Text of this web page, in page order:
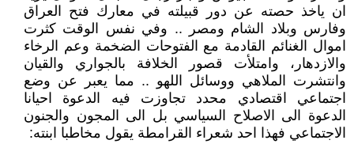
ان ياخذ حصته عن دور قبيلته في معارك فتح العراق
وفارس وبلاد الشام ومصر .. وفي نفس الوقت كثرت
اموال الغنائم القادمة مع الفتوحات الضخمة وعم الرخاء
والازدهار، وامتلأت قصور الخلافة بالجواري والقيان
وانتشرت الملاهي ووسائل اللهو .. مما يعبر عن وضع
اجتماعي اقتصادي محدد تجاوزت فيه الدعوة احيانا
الدعوة الى الاصلاح السياسي بل الى المجون والجنون
الاجتماعي فهذا احد شعراء القرامطة يقول مخاطبا ابنته: